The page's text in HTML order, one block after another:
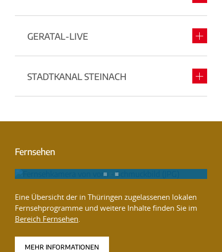
GERATAL-LIVE
STADTKANAL STEINACH
Fernsehen
Eine Übersicht der in Thüringen zugelassenen lokalen
Fernsehprogramme und weitere Inhalte finden Sie im
Bereich Fernsehen.
MEHR INFORMATIONEN